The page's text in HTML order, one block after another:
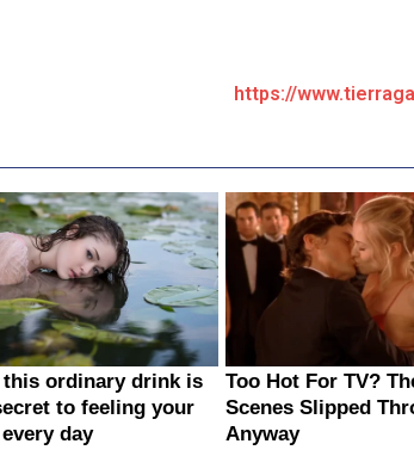
https://